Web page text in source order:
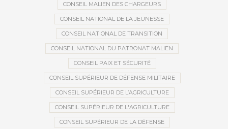
CONSEIL MALIEN DES CHARGEURS
CONSEIL NATIONAL DE LA JEUNESSE
CONSEIL NATIONAL DE TRANSITION
CONSEIL NATIONAL DU PATRONAT MALIEN
CONSEIL PAIX ET SÉCURITÉ
CONSEIL SUPÉRIEUR DE DÉFENSE MILITAIRE
CONSEIL SUPÉRIEUR DE L’AGRICULTURE
CONSEIL SUPÉRIEUR DE L'AGRICULTURE
CONSEIL SUPÉRIEUR DE LA DÉFENSE